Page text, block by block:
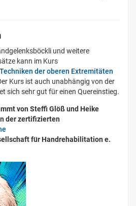
und weitere
kann im Kurs
der oberen Extremitäten
Kurs ist auch unabhängig von der
sich sehr gut für einen Quereinstieg.
von Steffi Glöß und Heike
der zertifizierten
für Handrehabilitation e.